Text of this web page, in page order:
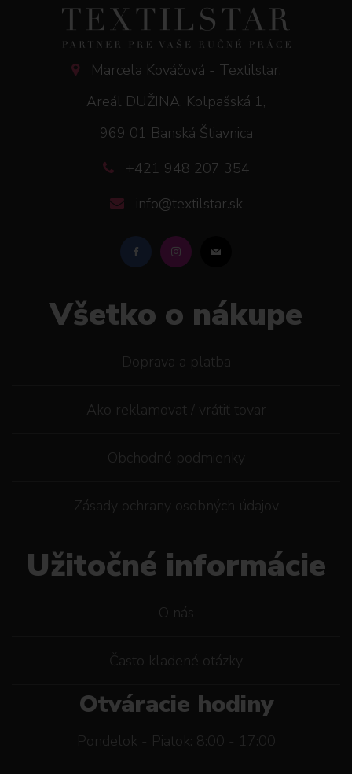
Marcela Kováčová - Textilstar,
Areál DUŽINA, Kolpašská 1,
969 01 Banská Štiavnica
+421 948 207 354
info@textilstar.sk
Všetko o nákupe
Doprava a platba
Ako reklamovat / vrátiť tovar
Obchodné podmienky
Zásady ochrany osobných údajov
Užitočné informácie
O nás
Často kladené otázky
Otváracie hodiny
Pondelok - Piatok: 8:00 - 17:00